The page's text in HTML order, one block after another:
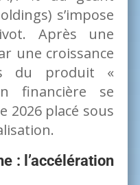
s’impose
Après une
une croissance
du produit «
financière se
2026 placé sous
: l’accélération